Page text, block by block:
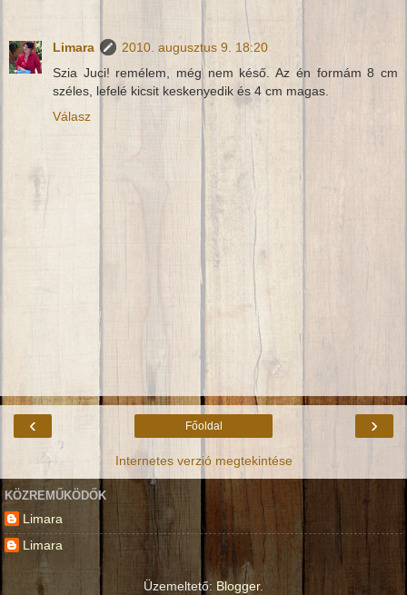
Limara
2010. augusztus 9. 18:20
Szia Juci! remélem, még nem késő. Az én formám 8 cm
széles, lefelé kicsit keskenyedik és 4 cm magas.
Válasz
‹ ›
Főoldal
Internetes verzió megtekintése
KÖZREMŰKÖDŐK
Limara
Limara
Üzemeltető: Blogger.